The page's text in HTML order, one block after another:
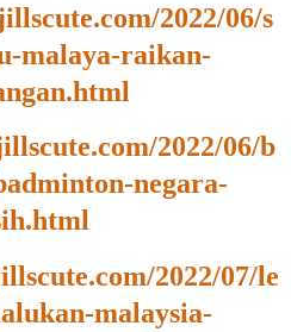
2022/06/s
malaya-raikan-
2022/06/b
negara-
2022/07/le
malaysia-